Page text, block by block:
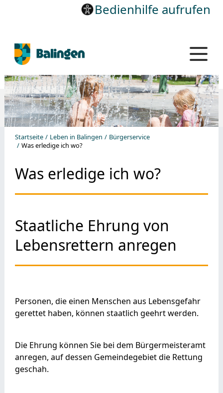
Bedienhilfe aufrufen
Startseite Leben in Balingen
Bürgerservice
Was erledige ich wo?
Was erledige ich wo?
Staatliche Ehrung von
Lebensrettern anregen
Personen, die einen Menschen aus Lebensgefahr
gerettet haben, können staatlich geehrt werden.
Die Ehrung können Sie bei dem Bürgermeisteramt
anregen, auf dessen Gemeindegebiet die Rettung
geschah.